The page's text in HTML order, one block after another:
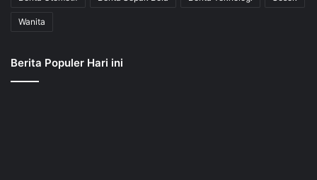
Wanita
Berita Populer Hari ini